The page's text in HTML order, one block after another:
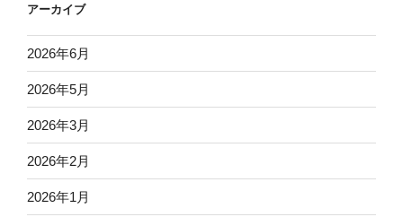
アーカイブ
2026年6月
2026年5月
2026年3月
2026年2月
2026年1月